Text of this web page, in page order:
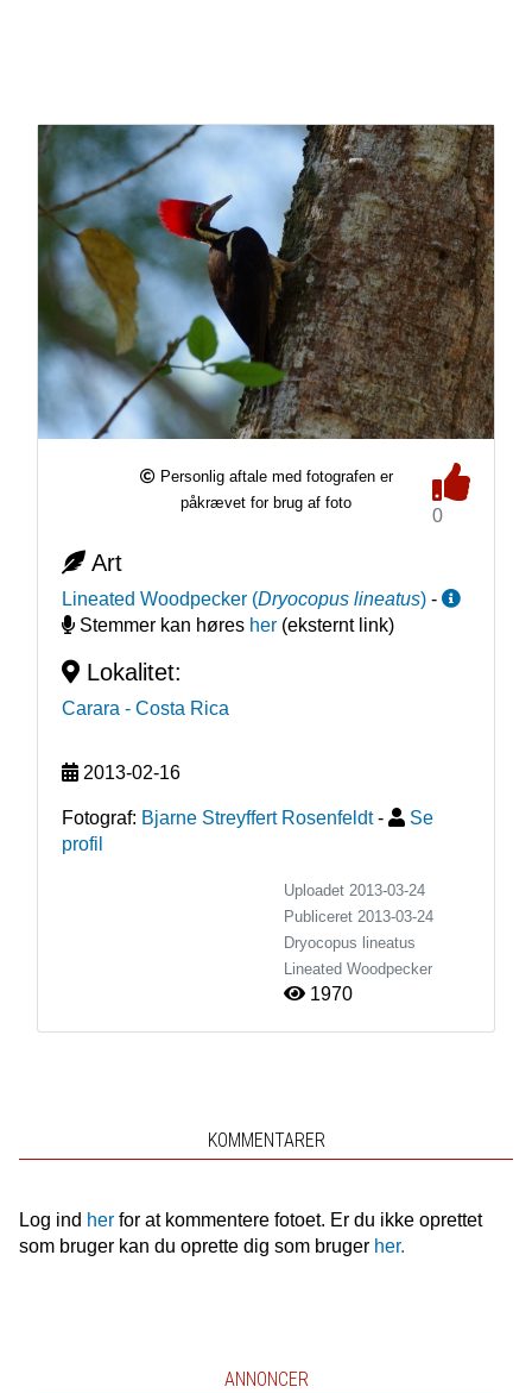
Personlig aftale med fotografen er
påkrævet for brug af foto
0
Art
Lineated Woodpecker (Dryocopus lineatus) -
Stemmer kan høres her(eksternt link)
Lokalitet:
Carara - Costa Rica
2013-02-16
Fotograf: Bjarne Streyffert Rosenfeldt -
Se
profil
Uploadet 2013-03-24
Publiceret 2013-03-24
Dryocopus lineatus
Lineated Woodpecker
1970
KOMMENTARER
Log ind herfor at kommentere fotoet. Er du ikke oprettet
som bruger kan du oprette dig som bruger her.
ANNONCER